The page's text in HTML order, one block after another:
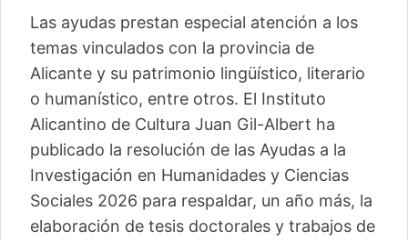
Las ayudas prestan especial atención a los
temas vinculados con la provincia de
Alicante y su patrimonio lingüístico, literario
o humanístico, entre otros. El Instituto
Alicantino de Cultura Juan Gil-Albert ha
publicado la resolución de las Ayudas a la
Investigación en Humanidades y Ciencias
Sociales 2026 para respaldar, un año más, la
elaboración de tesis doctorales y trabajos de